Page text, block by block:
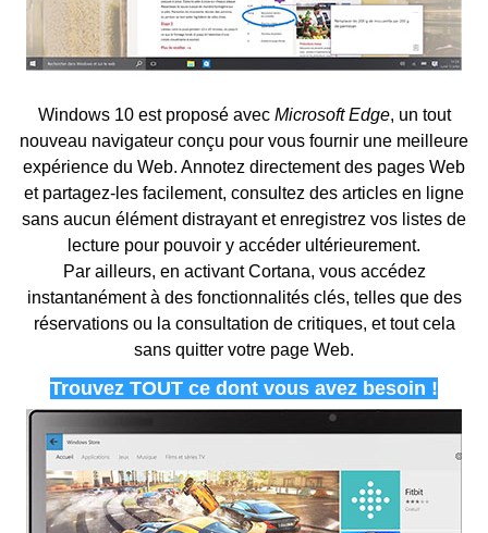
Windows 10 est proposé avec Microsoft Edge, un tout
nouveau navigateur conçu pour vous fournir une meilleure
expérience du Web. Annotez directement des pages Web
et partagez-les facilement, consultez des articles en ligne
sans aucun élément distrayant et enregistrez vos listes de
lecture pour pouvoir y accéder ultérieurement.
Par ailleurs, en activant Cortana, vous accédez
instantanément à des fonctionnalités clés, telles que des
réservations ou la consultation de critiques, et tout cela
sans quitter votre page Web.
Trouvez TOUT ce dont vous avez besoin !